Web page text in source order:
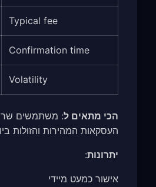
Typical fee
Confirmation time
Volatility
הכי מתאים ל: משתמשים
העסקאות המהירות והזולות
יתרונות:
אישור כמעט מיידי